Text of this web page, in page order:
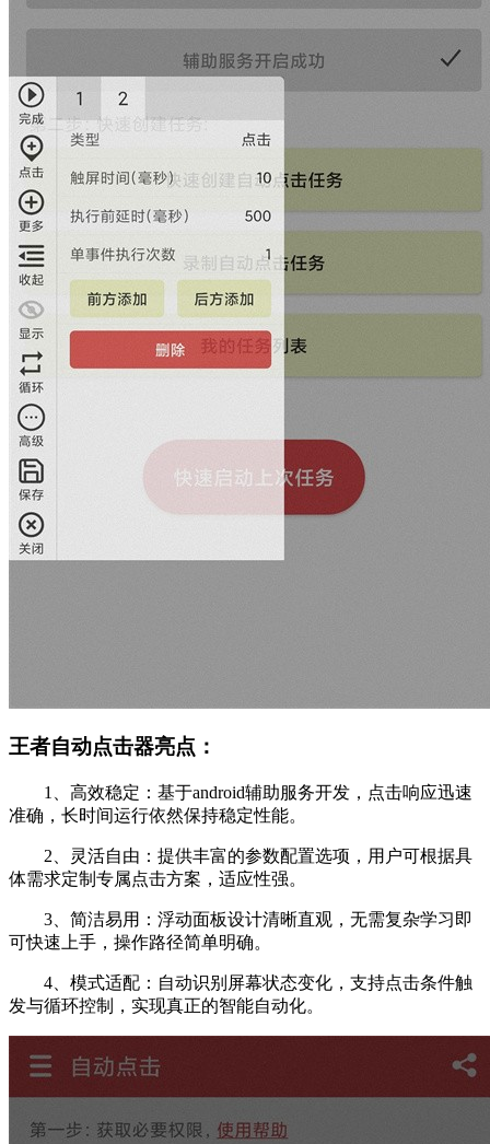
王者自动点击器亮点：
1、高效稳定：基于android辅助服务开发，点击响应迅速
准确，长时间运行依然保持稳定性能。
2、灵活自由：提供丰富的参数配置选项，用户可根据具
体需求定制专属点击方案，适应性强。
3、简洁易用：浮动面板设计清晰直观，无需复杂学习即
可快速上手，操作路径简单明确。
4、模式适配：自动识别屏幕状态变化，支持点击条件触
发与循环控制，实现真正的智能自动化。